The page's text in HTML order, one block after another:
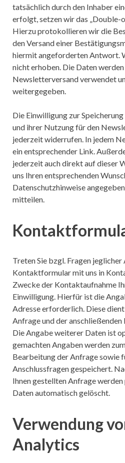
tatsächlich durch den Inhaber
erfolgt, setzen wir das „Double-
Hierzu protokollieren wir die
den Versand einer
hiermit angeforderten Antwort.
nicht erhoben. Die Daten
Newsletterversand verwendet
weitergegeben.
Die Einwilligung zur
und ihrer Nutzung für den
jederzeit widerrufen. In jedem
ein entsprechender Link.
jederzeit auch direkt auf dieser
uns Ihren entsprechenden
Datenschutzhinweise
mitteilen.
Treten Sie bzgl. Fragen
Kontaktformular mit uns in
Zwecke der Kontaktaufnahme
Einwilligung. Hierfür ist die
Adresse erforderlich. Diese
Anfrage und der
Die Angabe weiterer Daten ist
gemachten Angaben werden
Bearbeitung der Anfrage sowie
Anschlussfragen gespeichert.
Ihnen gestellten Anfrage
Daten automatisch gelöscht.
Verwendung
Analytics